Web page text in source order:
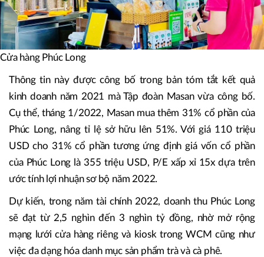
Cửa hàng Phúc Long
Thông tin này được công bố trong bản tóm tắt kết quả
kinh doanh năm 2021 mà Tập đoàn Masan vừa công bố.
Cụ thể, tháng 1/2022, Masan mua thêm 31% cổ phần của
Phúc Long, nâng tỉ lệ sở hữu lên 51%. Với giá 110 triệu
USD cho 31% cổ phần tương ứng định giá vốn cổ phần
của Phúc Long là 355 triệu USD, P/E xấp xỉ 15x dựa trên
ước tính lợi nhuận sơ bộ năm 2022.
Dự kiến, trong năm tài chính 2022, doanh thu Phúc Long
sẽ đạt từ 2,5 nghìn đến 3 nghìn tỷ đồng, nhờ mở rộng
mạng lưới cửa hàng riêng và kiosk trong WCM cũng như
việc đa dạng hóa danh mục sản phẩm trà và cà phê.